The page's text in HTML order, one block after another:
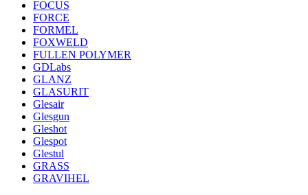
FOCUS
FORCE
FORMEL
FOXWELD
FULLEN POLYMER
GDLabs
GLANZ
GLASURIT
Glesair
Glesgun
Gleshot
Glespot
Glestul
GRASS
GRAVIHEL